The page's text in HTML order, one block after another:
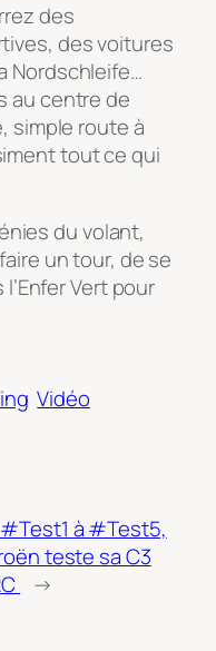
des
des voitures
Nordschleife…
au centre de
simple route à
tout ce qui
du volant,
un tour, de se
Vert pour
Vidéo
à #Test5,
teste sa C3
→